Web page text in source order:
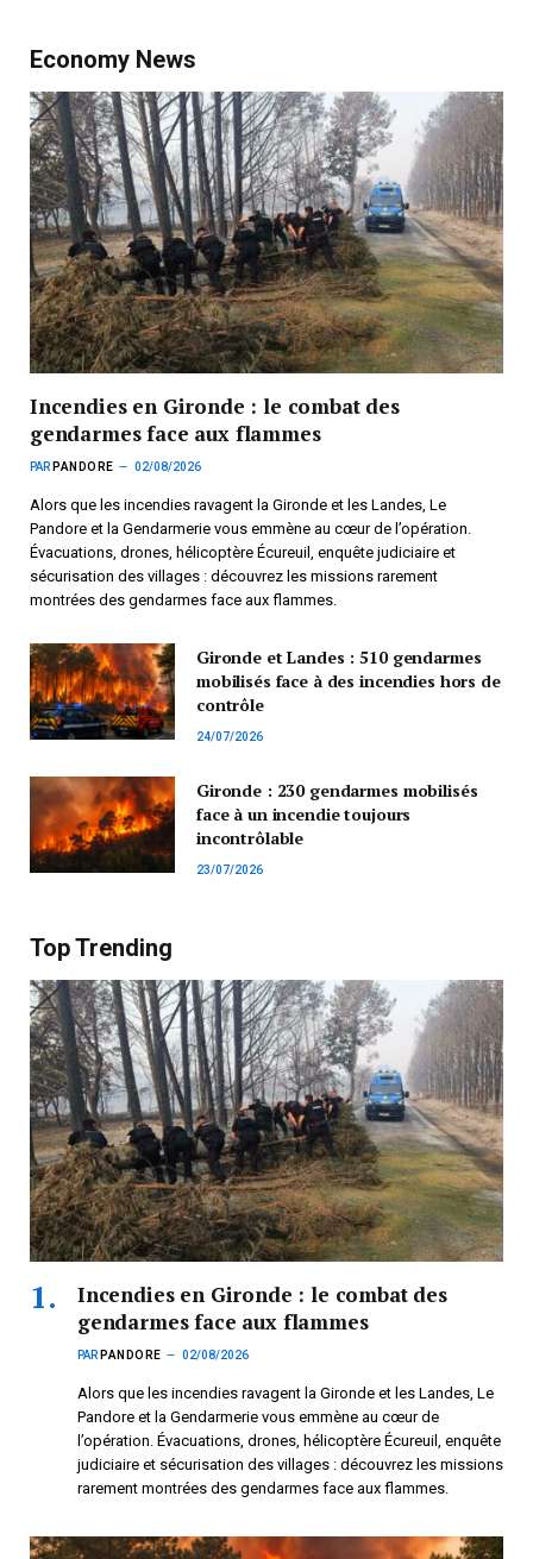
Economy News
Incendies en Gironde : le combat des
gendarmes face aux flammes
PAR PANDORE 02/08/2026
Alors que les incendies ravagent la Gironde et les Landes, Le
Pandore et la Gendarmerie vous emmène au cœur de l’opération.
Évacuations, drones, hélicoptère Écureuil, enquête judiciaire et
sécurisation des villages : découvrez les missions rarement
montrées des gendarmes face aux flammes.
Gironde et Landes : 510 gendarmes
mobilisés face à des incendies hors de
contrôle
24/07/2026
Gironde : 230 gendarmes mobilisés
face à un incendie toujours
incontrôlable
23/07/2026
Top Trending
Incendies en Gironde : le combat des
gendarmes face aux flammes
PAR PANDORE 02/08/2026
Alors que les incendies ravagent la Gironde et les Landes, Le
Pandore et la Gendarmerie vous emmène au cœur de
l’opération. Évacuations, drones, hélicoptère Écureuil, enquête
judiciaire et sécurisation des villages : découvrez les missions
rarement montrées des gendarmes face aux flammes.